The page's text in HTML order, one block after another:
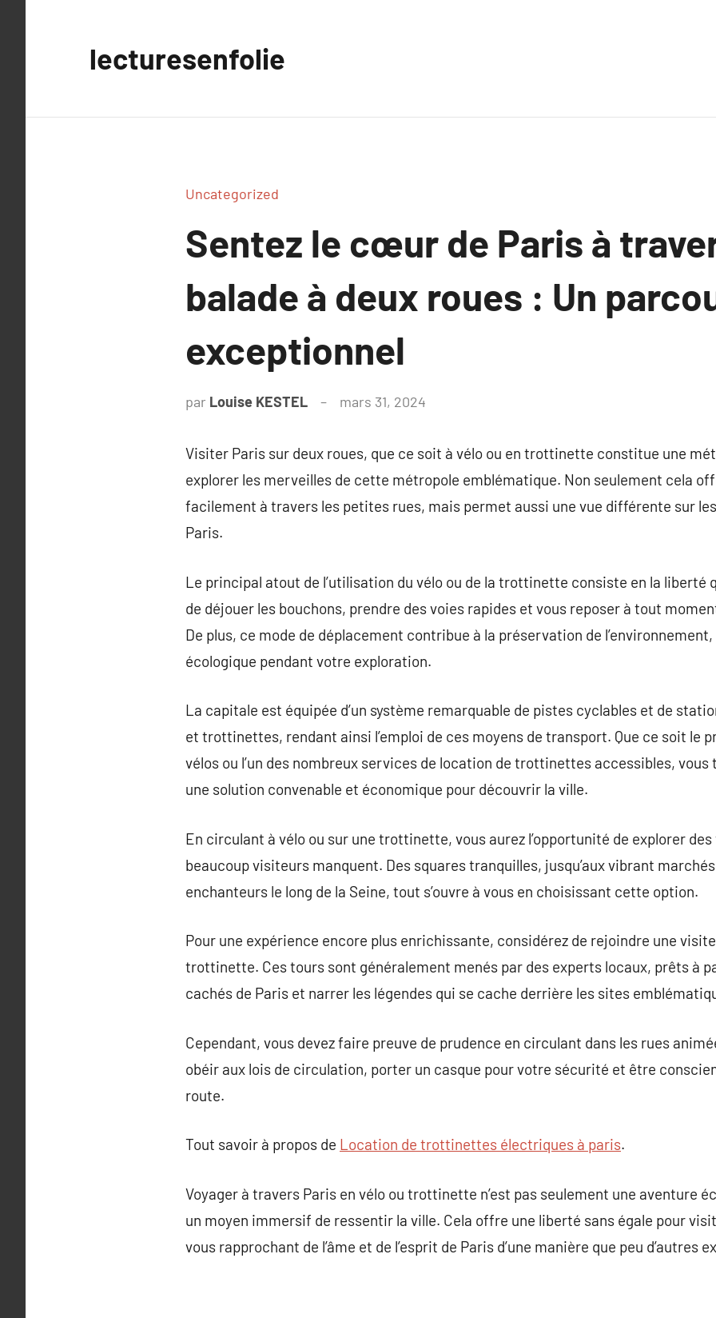
lecturesenfolie
Uncategorized
Sentez le cœur de Paris à
balade à deux roues : Un
exceptionnel
par Louise KESTEL mars 31, 2024
Visiter Paris sur deux roues, que ce soit à vélo ou en trottinette constitue une
explorer les merveilles de cette métropole emblématique. Non seulement cela
facilement à travers les petites rues, mais permet aussi une vue différente sur
Paris.
Le principal atout de l’utilisation du vélo ou de la trottinette consiste en la liberté
de déjouer les bouchons, prendre des voies rapides et vous reposer à tout
De plus, ce mode de déplacement contribue à la préservation de
écologique pendant votre exploration.
La capitale est équipée d’un système remarquable de pistes cyclables et de
et trottinettes, rendant ainsi l’emploi de ces moyens de transport. Que ce soit le
vélos ou l’un des nombreux services de location de trottinettes accessibles,
une solution convenable et économique pour découvrir la ville.
En circulant à vélo ou sur une trottinette, vous aurez l’opportunité de explorer
beaucoup visiteurs manquent. Des squares tranquilles, jusqu’aux vibrant
enchanteurs le long de la Seine, tout s’ouvre à vous en choisissant cette option.
Pour une expérience encore plus enrichissante, considérez de rejoindre une
trottinette. Ces tours sont généralement menés par des experts locaux, prêts à
cachés de Paris et narrer les légendes qui se cache derrière les sites
Cependant, vous devez faire preuve de prudence en circulant dans les rues
obéir aux lois de circulation, porter un casque pour votre sécurité et être
route.
Tout savoir à propos de Location de trottinettes électriques à paris.
Voyager à travers Paris en vélo ou trottinette n’est pas seulement une aventure
un moyen immersif de ressentir la ville. Cela offre une liberté sans égale pour
vous rapprochant de l’âme et de l’esprit de Paris d’une manière que peu d’autres